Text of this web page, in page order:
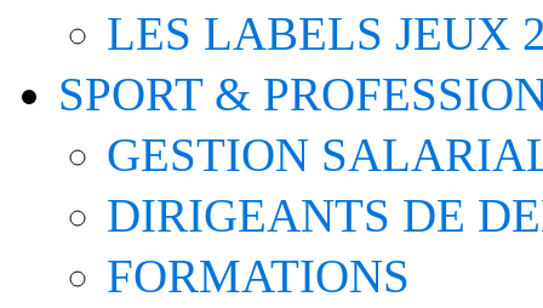
LES LABELS JEUX
SPORT &
GESTION
DIRIGEANTS DE
FORMATIONS